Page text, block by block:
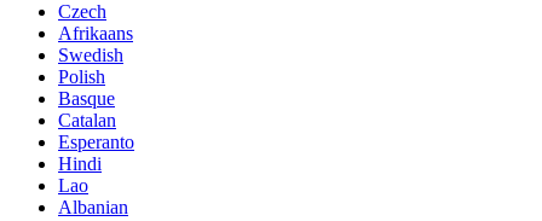
Czech
Afrikaans
Swedish
Polish
Basque
Catalan
Esperanto
Hindi
Lao
Albanian